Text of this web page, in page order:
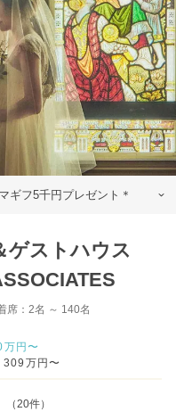
ギフ5千円プレゼント＊
ゲストハウス
席：2名 ～ 140名
万円〜
309万円〜
ミ評価
（20件）